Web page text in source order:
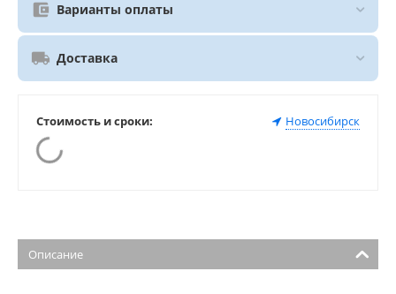
Варианты оплаты
Доставка
Стоимость и сроки: Новосибирск
Описание